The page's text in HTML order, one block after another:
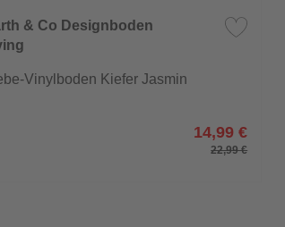
& Co Designboden
Vinylboden Kiefer Jasmin
14,99 €
22,99 €